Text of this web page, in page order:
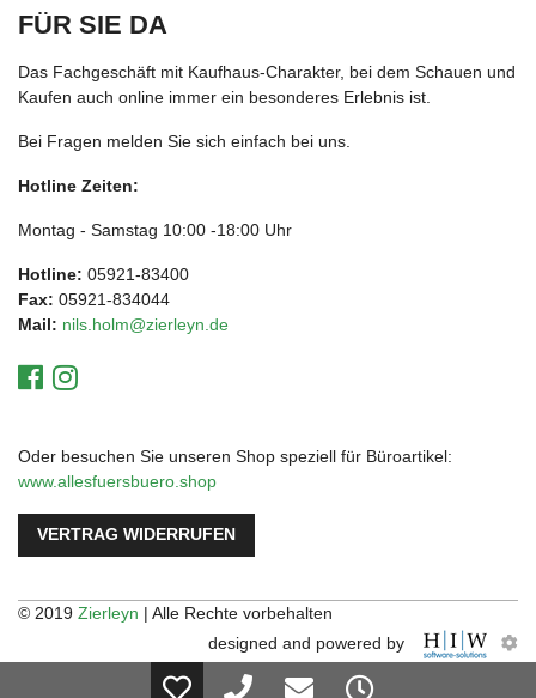
FÜR SIE DA
Das Fachgeschäft mit Kaufhaus-Charakter, bei dem Schauen und
Kaufen auch online immer ein besonderes Erlebnis ist.
Bei Fragen melden Sie sich einfach bei uns.
Hotline Zeiten:
Montag - Samstag 10:00 -18:00 Uhr
Hotline: 05921-83400
Fax: 05921-834044
Mail: nils.holm@zierleyn.de
Oder besuchen Sie unseren Shop speziell für Büroartikel:
www.allesfuersbuero.shop
VERTRAG WIDERRUFEN
© 2019 Zierleyn | Alle Rechte vorbehalten
designed and powered by